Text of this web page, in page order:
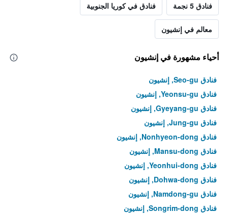
فنادق 5 نجمة فنادق في كوريا الجنوبية
معالم في إنشيون
أحياء مشهورة في إنشيون
فنادق Seo-gu, إنشيون
فنادق Yeonsu-gu, إنشيون
فنادق Gyeyang-gu, إنشيون
فنادق Jung-gu, إنشيون
فنادق Nonhyeon-dong, إنشيون
فنادق Mansu-dong, إنشيون
فنادق Yeonhui-dong, إنشيون
فنادق Dohwa-dong, إنشيون
فنادق Namdong-gu, إنشيون
فنادق Songrim-dong, إنشيون